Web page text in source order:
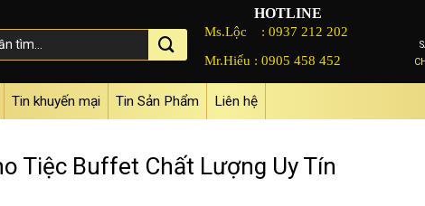
HOTLINE
Ms.Lộc :0937 212 202
Mr.Hiếu :0905 458 452
Tin khuyến mại Tin Sản Phẩm Liên hệ
Tiệc Buffet Chất Lượng Uy Tín